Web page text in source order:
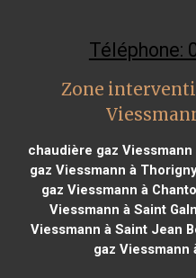
Téléphone:
Zone
chaudière gaz Viessmann
gaz Viessmann à
gaz Viessmann à
Viessmann à Saint
Viessmann à Saint Jean
gaz Viessmann